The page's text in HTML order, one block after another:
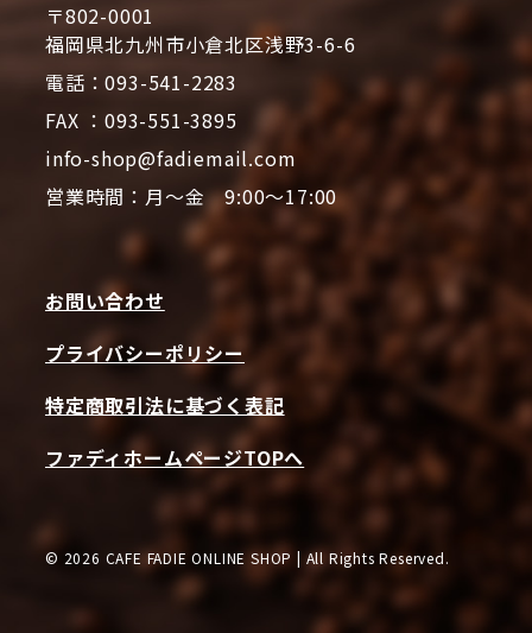
〒802-0001
福岡県北九州市小倉北区浅野3-6-6
電話：093-541-2283
FAX ：093-551-3895
info-shop@fadiemail.com
営業時間：月～金 9:00～17:00
お問い合わせ
プライバシーポリシー
特定商取引法に基づく表記
ファディホームページTOPへ
© 2026 CAFE FADIE ONLINE SHOP | All Rights Reserved.